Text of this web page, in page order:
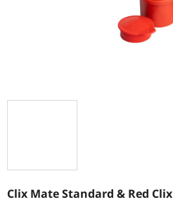
Clix Mate Standard & Red Clix